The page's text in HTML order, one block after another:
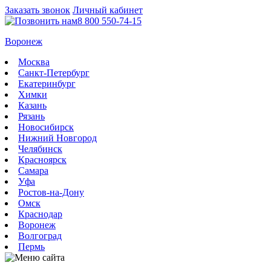
Заказать звонок Личный кабинет
8 800 550-74-15
Воронеж
Москва
Санкт-Петербург
Екатеринбург
Химки
Казань
Рязань
Новосибирск
Нижний Новгород
Челябинск
Красноярск
Самара
Уфа
Ростов-на-Дону
Омск
Краснодар
Воронеж
Волгоград
Пермь